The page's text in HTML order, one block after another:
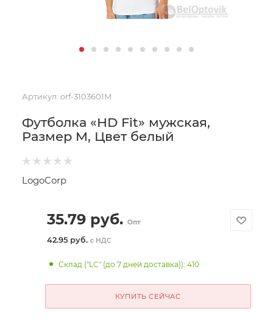
Артикул: orf-3103601M
Футболка «HD Fit» мужская,
Размер M, Цвет белый
LogoCorp
35.79руб. Опт
42.95 руб. с НДС
Склад ("LC" (до 7 дней доставка)): 410
КУПИТЬ СЕЙЧАС